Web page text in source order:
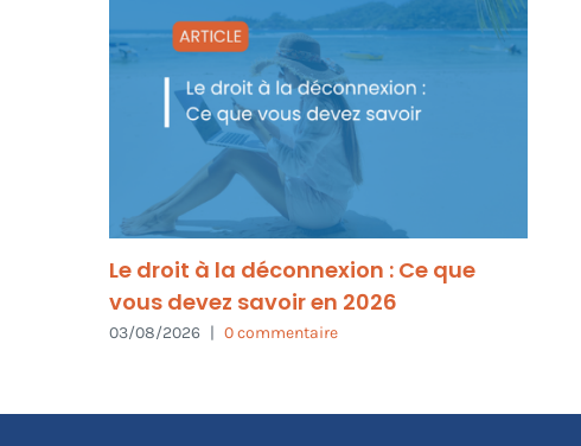
Le droit à la déconnexion : Ce que
vous devez savoir en 2026
03/08/2026 | 0 commentaire